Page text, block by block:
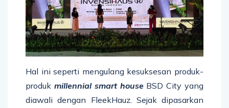
Hal ini seperti mengulang kesuksesan produk-
produk millennial smart houseBSD City yang
diawali dengan FleekHauz. Sejak dipasarkan